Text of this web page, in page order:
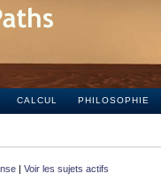
CALCUL PHILOSOPHIE
| Voir les sujets actifs